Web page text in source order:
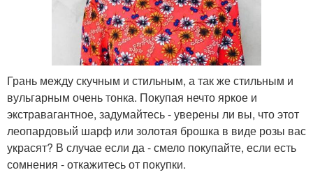
Грань между скучным и стильным, а так же стильным и
вульгарным очень тонка. Покупая нечто яркое и
экстравагантное, задумайтесь - уверены ли вы, что этот
леопардовый шарф или золотая брошка в виде розы вас
украсят? В случае если да - смело покупайте, если есть
сомнения - откажитесь от покупки.